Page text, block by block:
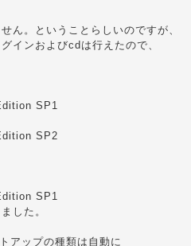
ん。ということらしいのですが、
インおよびcdは行えたので、
SP1
SP2
SP1
した。
アップの種類は自動に